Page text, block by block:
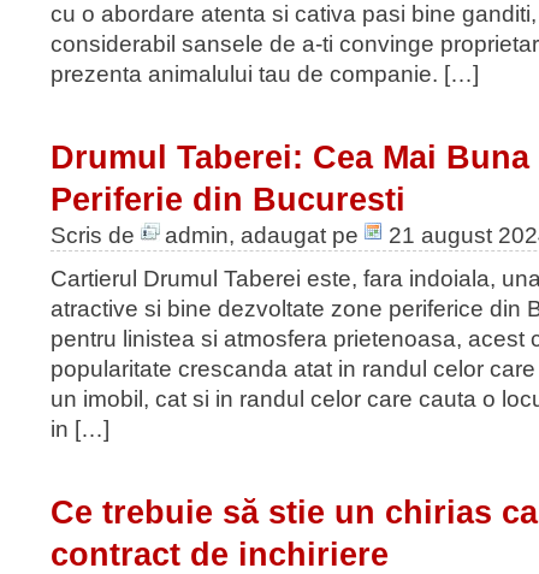
cu o abordare atenta si cativa pasi bine
considerabil sansele de a-ti convinge
prezenta animalului tau de companie. […]
Drumul Taberei: Cea Mai
Periferie din Bucuresti
Scris de admin, adaugat pe
21 august
Cartierul Drumul Taberei este, fara indoiala,
atractive si bine dezvoltate zone periferice din
pentru linistea si atmosfera prietenoasa, acest
popularitate crescanda atat in randul celor
un imobil, cat si in randul celor care cauta o
in […]
Ce trebuie să stie un chirias
contract de inchiriere